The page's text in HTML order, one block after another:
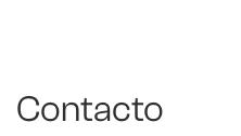
Contacto